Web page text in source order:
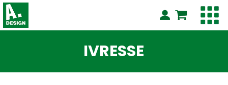
IVRESSE